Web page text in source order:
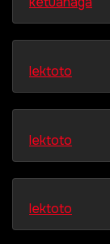
lektoto
lektoto
lektoto